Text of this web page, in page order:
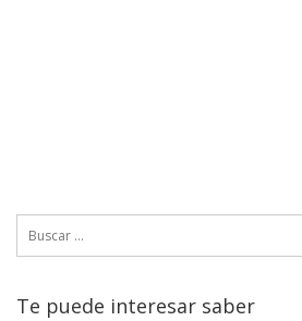
Te puede interesar saber